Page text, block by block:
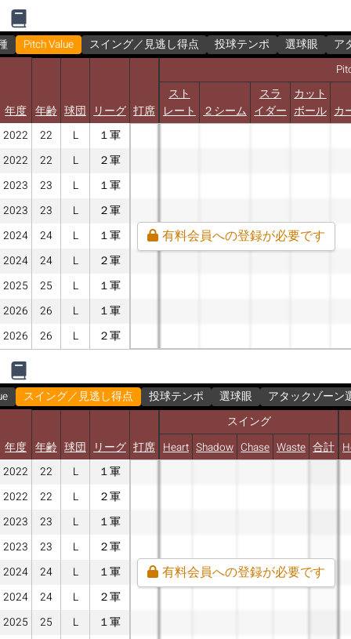
Pitch Value スイング／見逃し得点 投球テンポ 選球眼
ア
年度 年齢 球団 リーグ 打席
スト
レート ２シーム
スラ
イダー
カット
ボール カ
2022
22 L
１軍
2022
22 L
２軍
2023
23 L
１軍
2023
23 L
２軍
2024
24 L
１軍
2024
24 L
２軍
2025
25 L
１軍
2026
26 L
１軍
2026
26 L ２軍
有料会員への登録が必要です
スイング／見逃し得点 投球テンポ 選球眼
アタックゾーン
スイング
年度 年齢 球団 リーグ 打席 Heart Shadow Chase Waste 合計
2022
22 L
１軍
2022
22 L
２軍
2023
23 L
１軍
2023
23 L
２軍
2024
24 L
１軍
2024
24 L
２軍
2025
25 L
１軍
有料会員への登録が必要です